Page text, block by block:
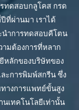
ทดสอบกลูโคส กรด
ที่ผ่านมา เราได้
นำการทดสอบคีโตน
มต้องการที่หลาก
หลักของบริษัทของ
ะการพิมพ์สกรีน ซึ่ง
างการแพทย์ขั้นสูง
นเทคโนโลยีเท่านั้น